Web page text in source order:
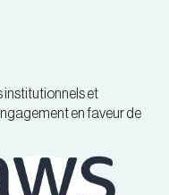
institutionnels et
en faveur de